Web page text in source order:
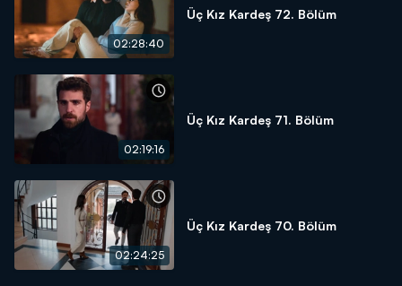
02:28:40
Üç Kız Kardeş 72. Bölüm
02:19:16
Üç Kız Kardeş 71. Bölüm
02:24:25
Üç Kız Kardeş 70. Bölüm